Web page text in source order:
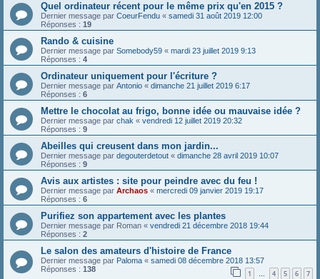
Quel ordinateur récent pour le même prix qu'en 2015 ?
Dernier message par CoeurFendu « samedi 31 août 2019 12:00
Réponses : 19
Rando & cuisine
Dernier message par Somebody59 « mardi 23 juillet 2019 9:13
Réponses : 4
Ordinateur uniquement pour l'écriture ?
Dernier message par Antonio « dimanche 21 juillet 2019 6:17
Réponses : 6
Mettre le chocolat au frigo, bonne idée ou mauvaise idée ?
Dernier message par chak « vendredi 12 juillet 2019 20:32
Réponses : 9
Abeilles qui creusent dans mon jardin...
Dernier message par degouterdetout « dimanche 28 avril 2019 10:07
Réponses : 9
Avis aux artistes : site pour peindre avec du feu !
Dernier message par Archaos « mercredi 09 janvier 2019 19:17
Réponses : 6
Purifiez son appartement avec les plantes
Dernier message par Roman « vendredi 21 décembre 2018 19:44
Réponses : 2
Le salon des amateurs d'histoire de France
Dernier message par Paloma « samedi 08 décembre 2018 13:57
Réponses : 138 1 … 4 5 6 7